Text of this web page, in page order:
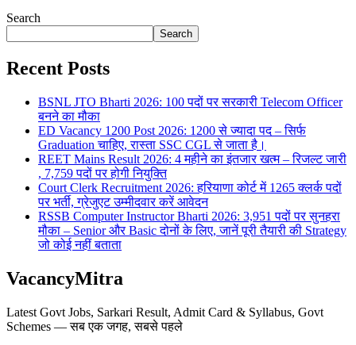
Search
Search
Recent Posts
BSNL JTO Bharti 2026: 100 पदों पर सरकारी Telecom Officer
बनने का मौका
ED Vacancy 1200 Post 2026: 1200 से ज्यादा पद – सिर्फ
Graduation चाहिए, रास्ता SSC CGL से जाता है।
REET Mains Result 2026: 4 महीने का इंतजार खत्म – रिजल्ट जारी
, 7,759 पदों पर होगी नियुक्ति
Court Clerk Recruitment 2026: हरियाणा कोर्ट में 1265 क्लर्क पदों
पर भर्ती, ग्रेजुएट उम्मीदवार करें आवेदन
RSSB Computer Instructor Bharti 2026: 3,951 पदों पर सुनहरा
मौका – Senior और Basic दोनों के लिए, जानें पूरी तैयारी की Strategy
जो कोई नहीं बताता
VacancyMitra
Latest Govt Jobs, Sarkari Result, Admit Card & Syllabus, Govt
Schemes — सब एक जगह, सबसे पहले